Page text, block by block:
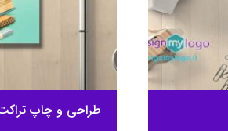
طراحی و چاپ